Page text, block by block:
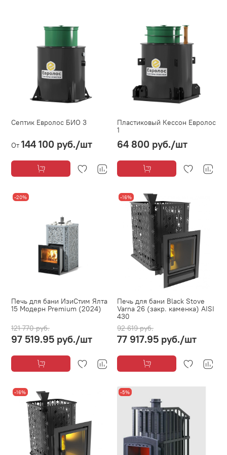
Септик Евролос БИО 3
От 144 100 руб./шт
Пластиковый Кессон Евролос
1
64 800 руб./шт
-20%
Печь для бани ИзиСтим Ялта
15 Модерн Premium (2024)
121 770 руб.
97 519.95 руб./шт
-16%
Печь для бани Black Stove
Varna 26 (закр. каменка) AISI
430
92 619 руб.
77 917.95 руб./шт
-16% -5%